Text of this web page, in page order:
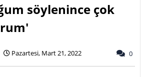
söylenince çok
Pazartesi, Mart 21, 2022 0